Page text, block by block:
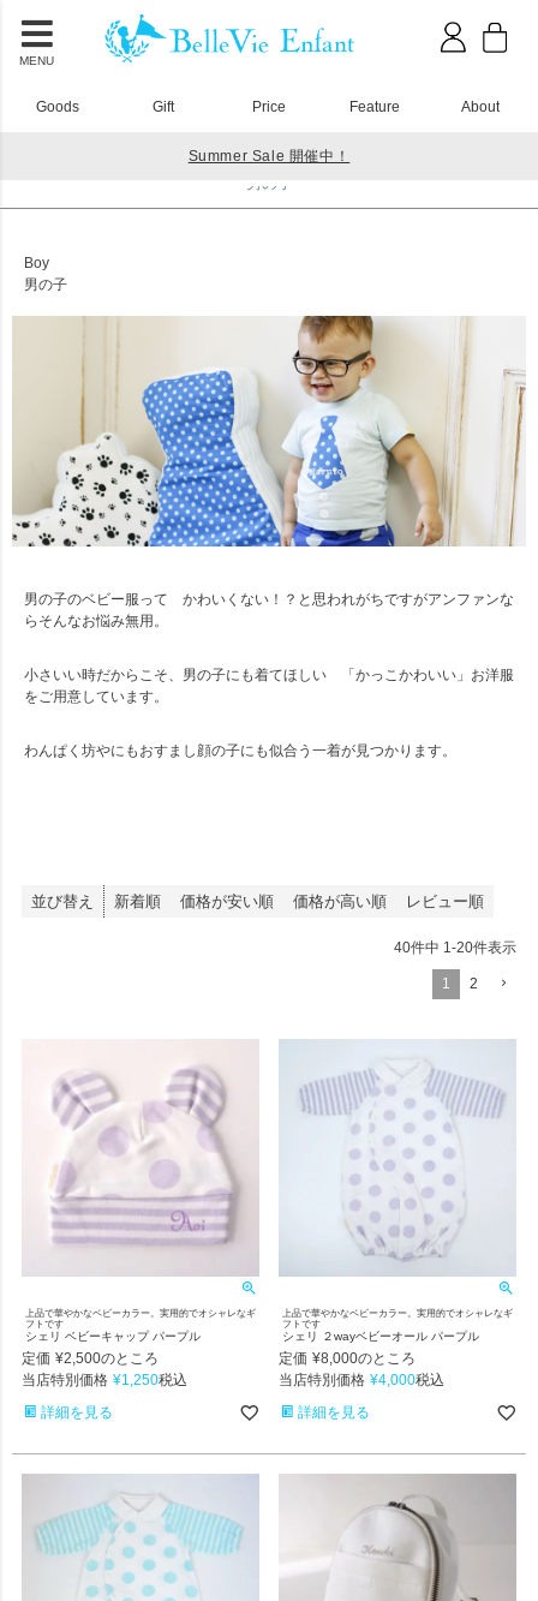
MENU
Goods Gift Price Feature About
Summer Sale 開催中！
男の子
Boy
男の子
男の子のベビー服って かわいくない！？と思われがちですがアンファンな
らそんなお悩み無用。
小さいい時だからこそ、男の子にも着てほしい 「かっこかわいい」お洋服
をご用意しています。
わんぱく坊やにもおすまし顔の子にも似合う一着が見つかります。
並び替え 新着順 価格が安い順 価格が高い順 レビュー順
40件中 1-20件表示
1 2
上品で華やかなベビーカラー。実用的でオシャレなギ
フトです
シェリ ベビーキャップ パープル
定価 ¥2,500のところ
当店特別価格 ¥1,250税込
詳細を見る
上品で華やかなベビーカラー。実用的でオシャレなギ
フトです
シェリ ２wayベビーオール パープル
定価 ¥8,000のところ
当店特別価格 ¥4,000税込
詳細を見る